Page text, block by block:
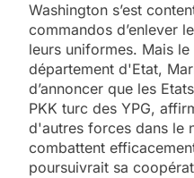
Washington s’est
commandos d’enlever
leurs uniformes. Mais
département d'Etat,
d’annoncer que les
PKK turc des YPG,
d'autres forces dans le
combattent
poursuivrait sa